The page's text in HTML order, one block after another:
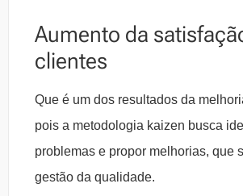
Aumento da
clientes
Que é um dos resultados da
pois a metodologia kaizen busca
problemas e propor melhorias, que
gestão da qualidade.